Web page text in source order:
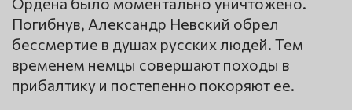
Погибнув, Александр Невский обрел
бессмертие в душах русских людей. Тем
временем немцы совершают походы в
прибалтику и постепенно покоряют ее.